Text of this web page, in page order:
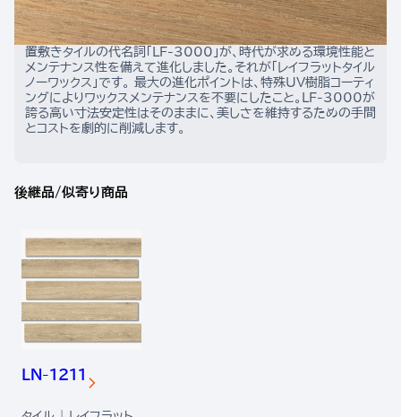
置敷きタイルの代名詞「LF-3000」が、時代が求める環境性能と
メンテナンス性を備えて進化しました。それが「レイフラットタイル
ノーワックス」です。 最大の進化ポイントは、特殊UV樹脂コーティ
ングによりワックスメンテナンスを不要にしたこと。LF-3000が
誇る高い寸法安定性はそのままに、美しさを維持するための手間
とコストを劇的に削減します。
後継品/似寄り商品
LN-1211